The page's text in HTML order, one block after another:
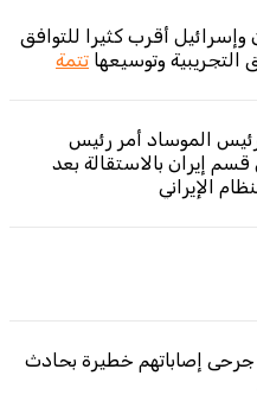
وإسرائيل أقرب كثيرا للتوافق
وتوسيعها تتمة
رئيس الموساد أمر رئيس
إيران بالاستقالة بعد
الإيراني
جرحى إصاباتهم خطيرة بحادث